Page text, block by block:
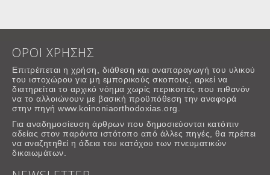
ΟΡΟΙ ΧΡΗΣΗΣ
Επιτρέπεται η χρήση, διάθεση και αναπαραγωγή του υλικού
του ιστοχώρου για μη εμπορικούς σκοπους, αρκεί να
διατηρείται το αρχικό νόημα χωρίς περικοπές που πιθανόν
να το αλλοιώνουν με βασική προϋπόθεση την αναφορά
στην πηγή www.koinoniaorthodoxias.org.
Για αναδημοσίευση άρθρων που δημοσιεύονται κατόπιν
αδείας στον παρόντα ιστότοπο από άλλες πηγές, θα πρέπει
να αναζητηθεί η άδεια του κατόχου των πνευματικών
δικαιωμάτων.